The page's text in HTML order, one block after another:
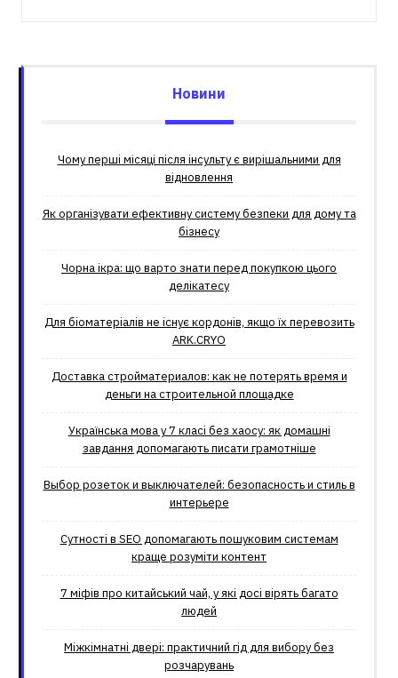
Новини
Чому перші місяці після інсульту є вирішальними для
відновлення
Як організувати ефективну систему безпеки для дому та
бізнесу
Чорна ікра: що варто знати перед покупкою цього
делікатесу
Для біоматеріалів не існує кордонів, якщо їх перевозить
ARK.CRYO
Доставка стройматериалов: как не потерять время и
деньги на строительной площадке
Українська мова у 7 класі без хаосу: як домашні
завдання допомагають писати грамотніше
Выбор розеток и выключателей: безопасность и стиль в
интерьере
Сутності в SEO допомагають пошуковим системам
краще розуміти контент
7 міфів про китайський чай, у які досі вірять багато
людей
Міжкімнатні двері: практичний гід для вибору без
розчарувань